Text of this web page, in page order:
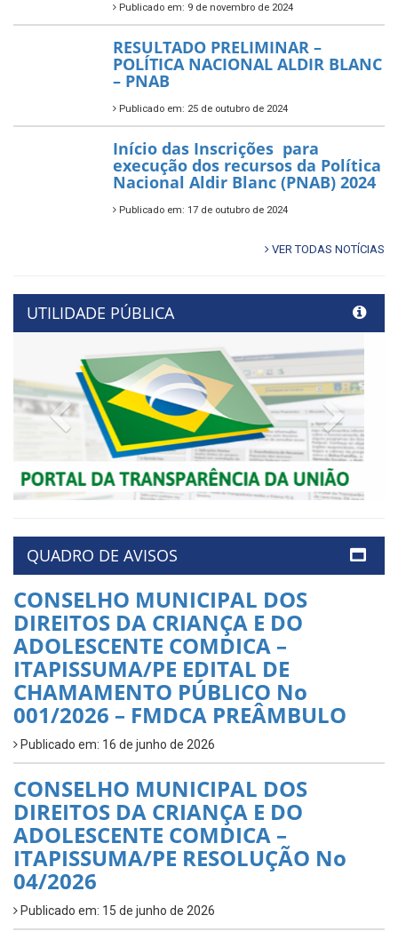
Publicado em: 9 de novembro de 2024
RESULTADO PRELIMINAR –
POLÍTICA NACIONAL ALDIR BLANC
– PNAB
Publicado em: 25 de outubro de 2024
Início das Inscrições para
execução dos recursos da Política
Nacional Aldir Blanc (PNAB) 2024
Publicado em: 17 de outubro de 2024
VER TODAS NOTÍCIAS
UTILIDADE PÚBLICA
Previous
QUADRO DE AVISOS
CONSELHO MUNICIPAL DOS
DIREITOS DA CRIANÇA E DO
ADOLESCENTE COMDICA –
ITAPISSUMA/PE EDITAL DE
CHAMAMENTO PÚBLICO No
001/2026 – FMDCA PREÂMBULO
Publicado em: 16 de junho de 2026
CONSELHO MUNICIPAL DOS
DIREITOS DA CRIANÇA E DO
ADOLESCENTE COMDICA –
ITAPISSUMA/PE RESOLUÇÃO No
04/2026
Publicado em: 15 de junho de 2026